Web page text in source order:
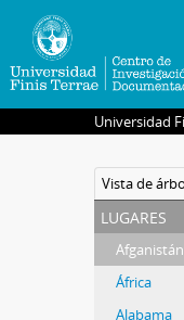
Universidad
Vista de
lugares
Afganistán
África
Alabama